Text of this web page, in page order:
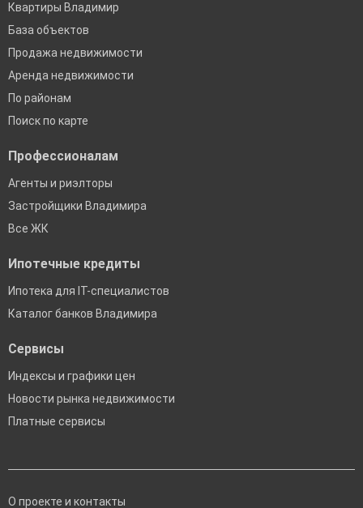
Квартиры Владимир
База объектов
Продажа недвижимости
Аренда недвижимости
По районам
Поиск по карте
Профессионалам
Агенты и риэлторы
Застройщики Владимира
Все ЖК
Ипотечные кредиты
Ипотека для IT-специалистов
Каталог банков Владимира
Сервисы
Индексы и графики цен
Новости рынка недвижимости
Платные сервисы
О проекте и контакты